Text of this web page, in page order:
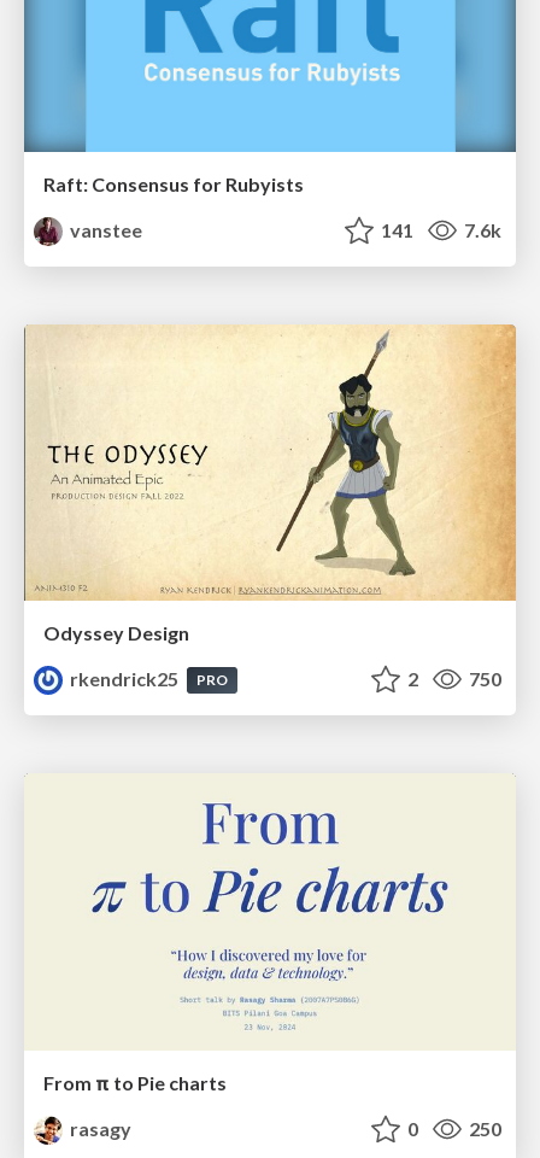
Raft: Consensus for Rubyists
vanstee
141 7.6k
Odyssey Design
rkendrick25
PRO 2 750
From π to Pie charts
rasagy
0 250